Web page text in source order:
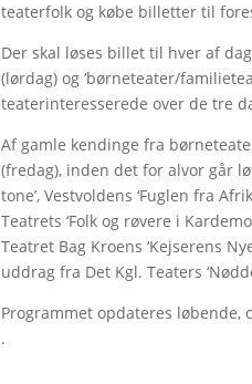
teaterfolk og købe billetter til
Der skal løses billet til hver af
(lørdag) og ‘børneteater/
teaterinteresserede over de tre
Af gamle kendinge fra
(fredag), inden det for alvor går
tone’, Vestvoldens ‘Fuglen fra
Teatrets ‘Folk og røvere i
Teatret Bag Kroens ‘Kejserens
uddrag fra Det Kgl. Teaters
Programmet opdateres
.